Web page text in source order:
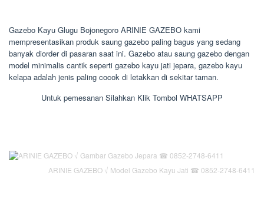
Gazebo Kayu Glugu Bojonegoro ARINIE GAZEBO kami
mempresentasikan produk saung gazebo paling bagus yang sedang
banyak diorder di pasaran saat ini. Gazebo atau saung gazebo dengan
model minimalis cantik seperti gazebo kayu jati jepara, gazebo kayu
kelapa adalah jenis paling cocok di letakkan di sekitar taman.
Untuk pemesanan Silahkan Klik Tombol WHATSAPP
ARINIE GAZEBO √ Model Gazebo Kayu Jati ☎ 0852-2748-6411